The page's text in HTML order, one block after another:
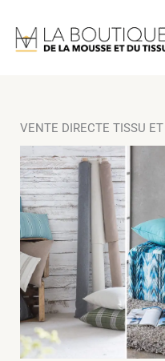
content
VENTE DIRECTE TISSU